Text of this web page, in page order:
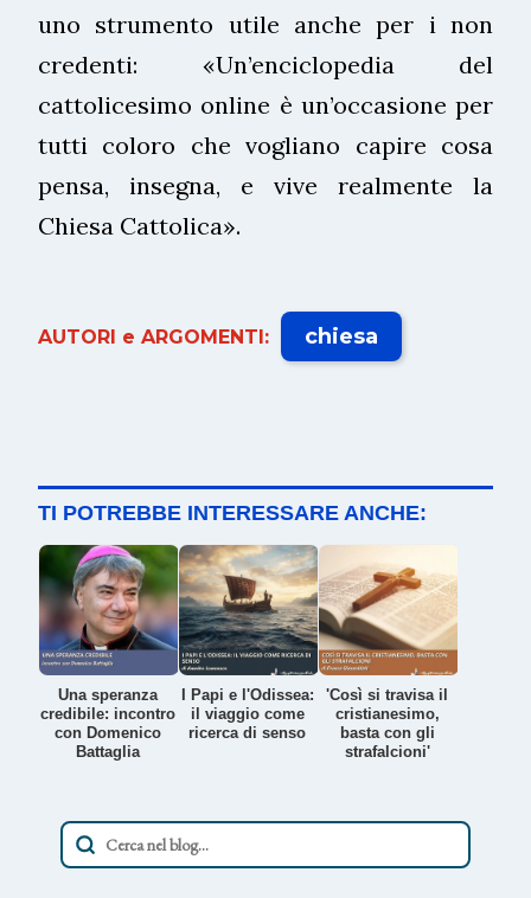
uno strumento utile anche per i non
credenti: «Un’enciclopedia del
cattolicesimo online è un’occasione per
tutti coloro che vogliano capire cosa
pensa, insegna, e vive realmente la
Chiesa Cattolica».
AUTORI e ARGOMENTI: chiesa
TI POTREBBE INTERESSARE ANCHE:
Una speranza
credibile: incontro
con Domenico
Battaglia
I Papi e l'Odissea:
il viaggio come
ricerca di senso
'Così si travisa il
cristianesimo,
basta con gli
strafalcioni'